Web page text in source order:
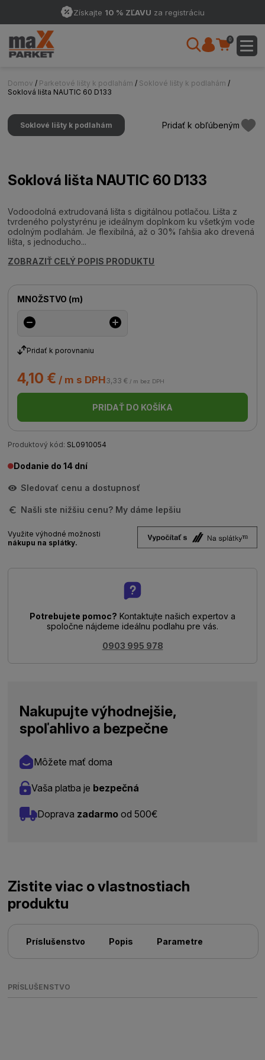
Získajte 10 % ZĽAVU za registráciu
0
Domov / Parketové lišty k podlahám / Soklové lišty k podlahám /
Soklová lišta NAUTIC 60 D133
Soklové lišty k podlahám Pridať k obľúbeným
Soklová lišta NAUTIC 60 D133
Vodoodolná extrudovaná lišta s digitálnou potlačou. Lišta z
tvrdeného polystyrénu je ideálnym doplnkom ku všetkým vode
odolným podlahám. Je flexibilná, až o 30% ľahšia ako drevená
lišta, s jednoducho...
ZOBRAZIŤ CELÝ POPIS PRODUKTU
MNOŽSTVO (m)
Pridať k porovnaniu
4,10 € / m s DPH3,33 € / m bez DPH
PRIDAŤ DO KOŠÍKA
Produktový kód: SL0910054
Dodanie do 14 dní
Sledovať cenu a dostupnosť
Našli ste nižšiu cenu? My dáme lepšiu
Využite výhodné možnosti
nákupu na splátky.
Potrebujete pomoc? Kontaktujte našich expertov a
spoločne nájdeme ideálnu podlahu pre vás.
0903 995 978
Nakupujte výhodnejšie,
spoľahlivo a bezpečne
Môžete mať doma
Vaša platba je bezpečná
Doprava zadarmo od 500€
Zistite viac o vlastnostiach
produktu
Príslušenstvo Popis Parametre
PRÍSLUŠENSTVO